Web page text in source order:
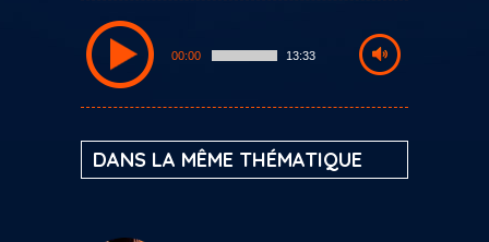
00:00 13:33
DANS LA MÊME THÉMATIQUE